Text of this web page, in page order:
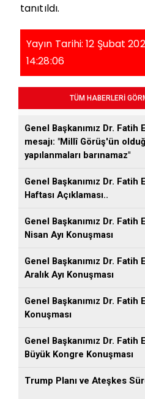
tanıtıldı.
Yayın Tarihi: 12 Şubat
14:28:06
TÜM HABERLERİ
Genel Başkanımız Dr. Fatih
mesajı: "Millî Görüş'ün
yapılanmaları barınamaz"
Genel Başkanımız Dr. Fatih
Haftası Açıklaması..
Genel Başkanımız Dr. Fatih
Nisan Ayı Konuşması
Genel Başkanımız Dr. Fatih
Aralık Ayı Konuşması
Genel Başkanımız Dr. Fatih
Konuşması
Genel Başkanımız Dr. Fatih
Büyük Kongre Konuşması
Trump Planı ve Ateşkes